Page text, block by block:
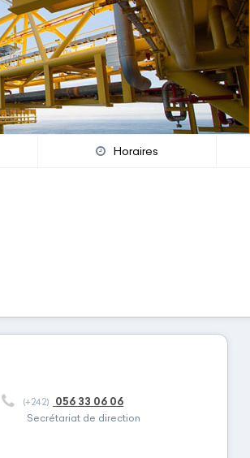
Horaires
(+242) 056 33 06 06
Secrétariat de direction